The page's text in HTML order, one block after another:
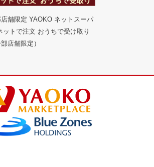
舗限定 YAOKO ネットスーパ
ットで注文 おうちで受け取り
部店舗限定）